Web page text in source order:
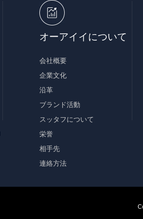
オーアイイについて
会社概要
企業文化
沿革
ブランド活動
スッタフについて
栄誉
相手先
連絡方法